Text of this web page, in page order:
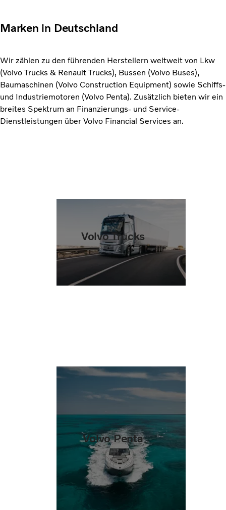
Marken in Deutschland
Wir zählen zu den führenden Herstellern weltweit von Lkw
(Volvo Trucks & Renault Trucks), Bussen (Volvo Buses),
Baumaschinen (Volvo Construction Equipment) sowie Schiffs-
und Industriemotoren (Volvo Penta). Zusätzlich bieten wir ein
breites Spektrum an Finanzierungs- und Service-
Dienstleistungen über Volvo Financial Services an.
Volvo Trucks
Volvo Penta